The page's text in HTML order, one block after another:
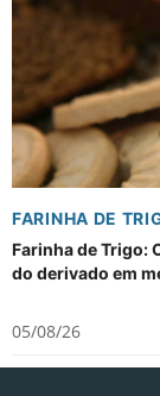
FARINHA DE
Farinha de Trigo:
do derivado em
05/08/26